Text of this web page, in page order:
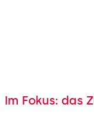
Im Fokus: das